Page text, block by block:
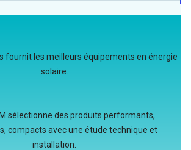
fournit les meilleurs équipements en énergie
solaire.
sélectionne des produits performants,
compacts avec une étude technique et
installation.